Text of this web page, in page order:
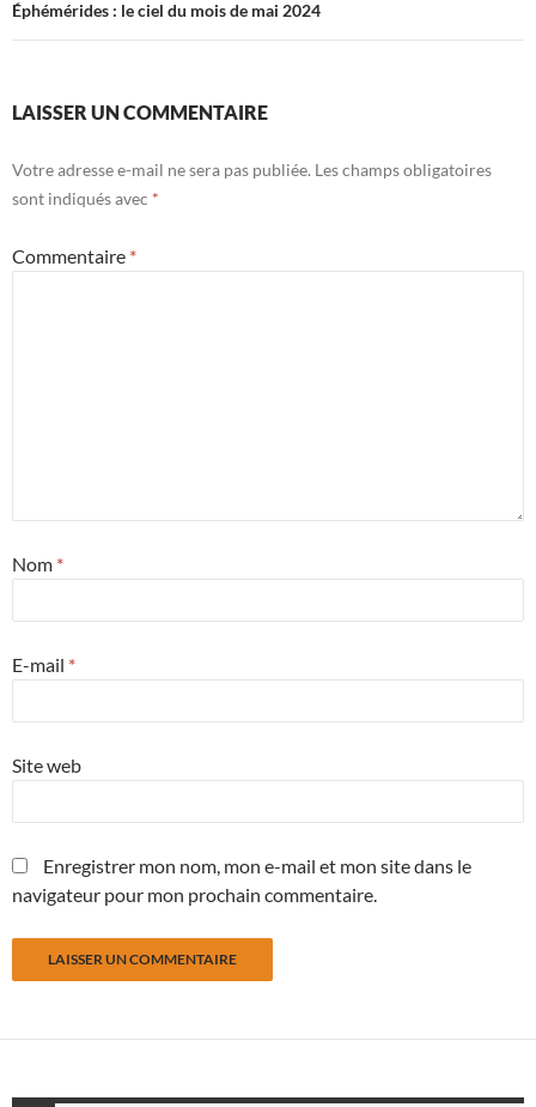
Éphémérides : le ciel du mois de mai 2024
LAISSER UN COMMENTAIRE
Votre adresse e-mail ne sera pas publiée. Les champs obligatoires
sont indiqués avec *
Commentaire *
Nom *
E-mail *
Site web
Enregistrer mon nom, mon e-mail et mon site dans le
navigateur pour mon prochain commentaire.